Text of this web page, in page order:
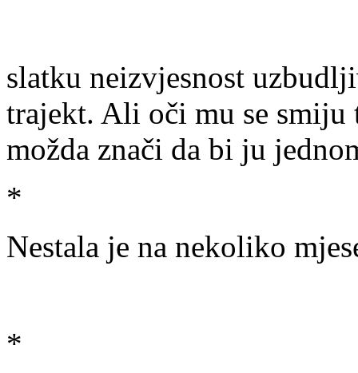
slatku neizvjesnost
trajekt. Ali oči mu se smiju
možda znači da bi ju
*
Nestala je na nekoliko
*